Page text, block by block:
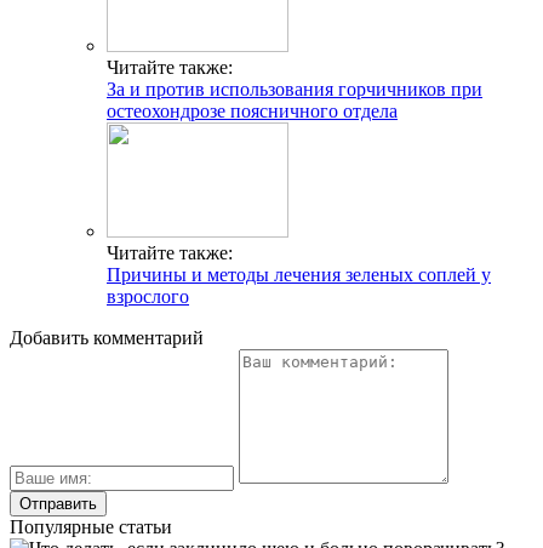
Читайте также:
За и против использования горчичников при
остеохондрозе поясничного отдела
Читайте также:
Причины и методы лечения зеленых соплей у
взрослого
Добавить комментарий
Популярные статьи